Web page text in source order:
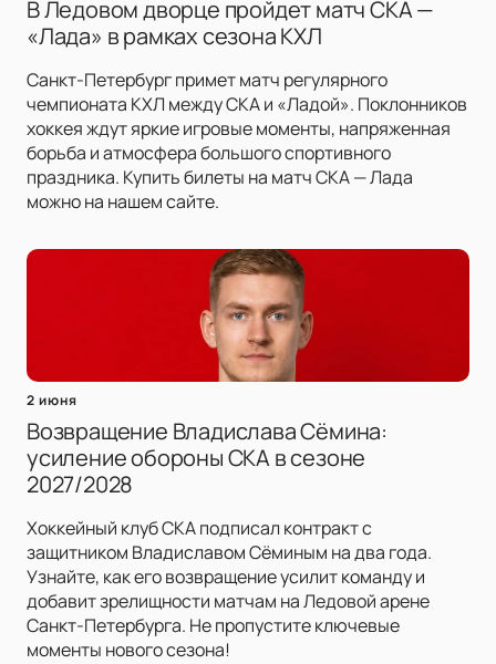
В Ледовом дворце пройдет матч СКА —
«Лада» в рамках сезона КХЛ
Санкт-Петербург примет матч регулярного
чемпионата КХЛ между СКА и «Ладой». Поклонников
хоккея ждут яркие игровые моменты, напряженная
борьба и атмосфера большого спортивного
праздника. Купить билеты на матч СКА — Лада
можно на нашем сайте.
2 июня
Возвращение Владислава Сёмина:
усиление обороны СКА в сезоне
2027/2028
Хоккейный клуб СКА подписал контракт с
защитником Владиславом Сёминым на два года.
Узнайте, как его возвращение усилит команду и
добавит зрелищности матчам на Ледовой арене
Санкт-Петербурга. Не пропустите ключевые
моменты нового сезона!